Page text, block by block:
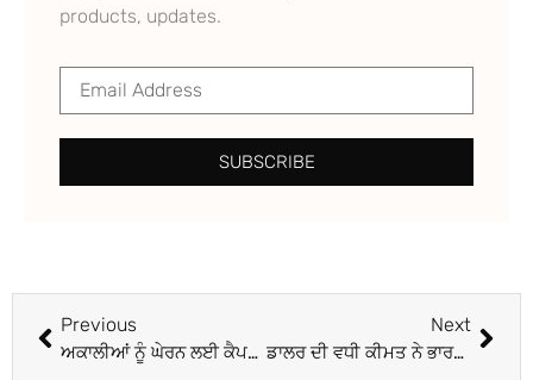
products, updates.
SUBSCRIBE
Previous
ਅਕਾਲੀਆਂ ਨੂੰ ਘੇਰਨ ਲਈ ਕੈਪਟਨ ਨੇ ਬੇਅਦਬੀ ਪੀੜਤ ਪਿੰਡਾਂ ‘ਚ ਭੇਜੇ ਆਪਣੇ ਪੰਜ ਜਰਨੈਲ
Next
ਡਾਲਰ ਦੀ ਵਧੀ ਕੀਮਤ ਨੇ ਭਾਰਤੀ ਵਪਾਰੀਆਂ ਦੀ ਹਾਲਤ ਵਿਗਾੜੀ, ਵਿਦੇਸ਼ੀ ਸਮਾਨ ਦੇ ਵਧੇ ਭਾਅ